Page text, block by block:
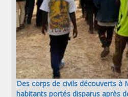
Des corps de civils découverts à
habitants portés disparus après